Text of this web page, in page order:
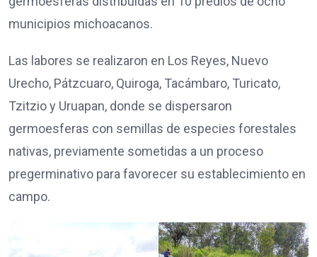
municipios michoacanos.
Las labores se realizaron en Los Reyes, Nuevo
Urecho, Pátzcuaro, Quiroga, Tacámbaro, Turicato,
Tzitzio y Uruapan, donde se dispersaron
germoesferas con semillas de especies forestales
nativas, previamente sometidas a un proceso
pregerminativo para favorecer su establecimiento en
campo.